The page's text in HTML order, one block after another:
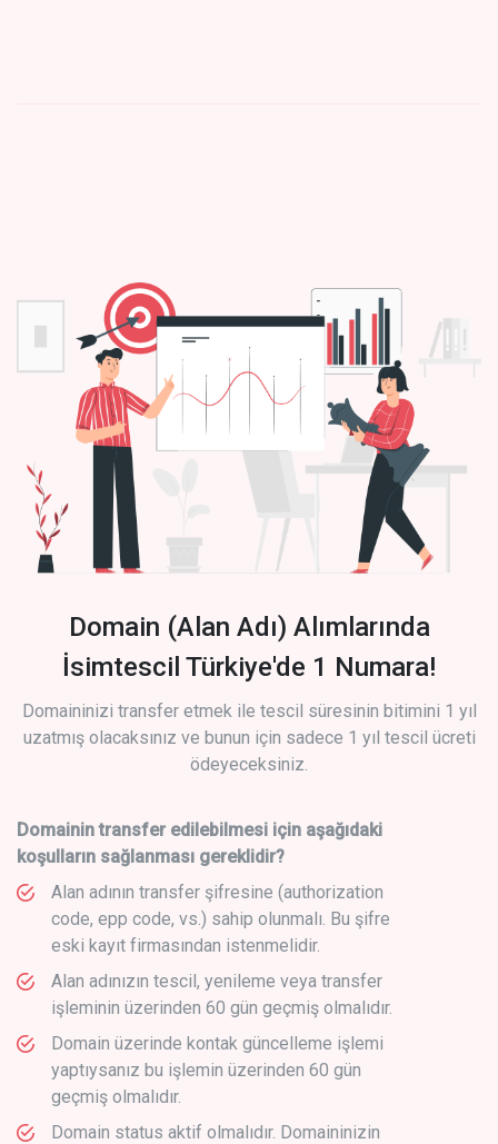
Domain (Alan Adı) Alımlarında
İsimtescil Türkiye'de 1 Numara!
Domaininizi transfer etmek ile tescil süresinin bitimini 1 yıl
uzatmış olacaksınız ve bunun için sadece 1 yıl tescil ücreti
ödeyeceksiniz.
Domainin transfer edilebilmesi için aşağıdaki
koşulların sağlanması gereklidir?
Alan adının transfer şifresine (authorization
code, epp code, vs.) sahip olunmalı. Bu şifre
eski kayıt firmasından istenmelidir.
Alan adınızın tescil, yenileme veya transfer
işleminin üzerinden 60 gün geçmiş olmalıdır.
Domain üzerinde kontak güncelleme işlemi
yaptıysanız bu işlemin üzerinden 60 gün
geçmiş olmalıdır.
Domain status aktif olmalıdır. Domaininizin